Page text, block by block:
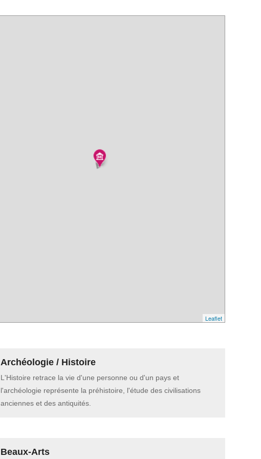
Leaflet
Archéologie / Histoire
L'Histoire retrace la vie d'une personne ou d'un pays et
l'archéologie représente la préhistoire, l'étude des civilisations
anciennes et des antiquités.
Beaux-Arts